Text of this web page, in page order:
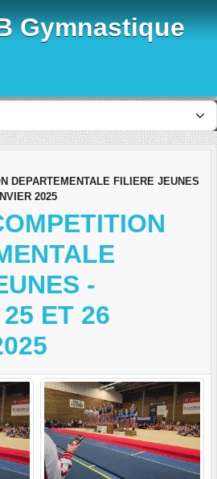
Gymnastique
DEPARTEMENTALE FILIERE JEUNES
2025
-
ET 26